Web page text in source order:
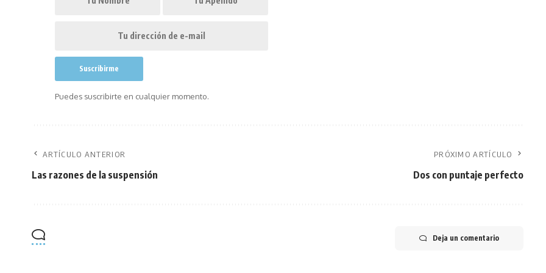
Puedes suscribirte en cualquier momento.
ARTÍCULO ANTERIOR
Las razones de la suspensión
PRÓXIMO ARTÍCULO
Dos con puntaje perfecto
Deja un comentario